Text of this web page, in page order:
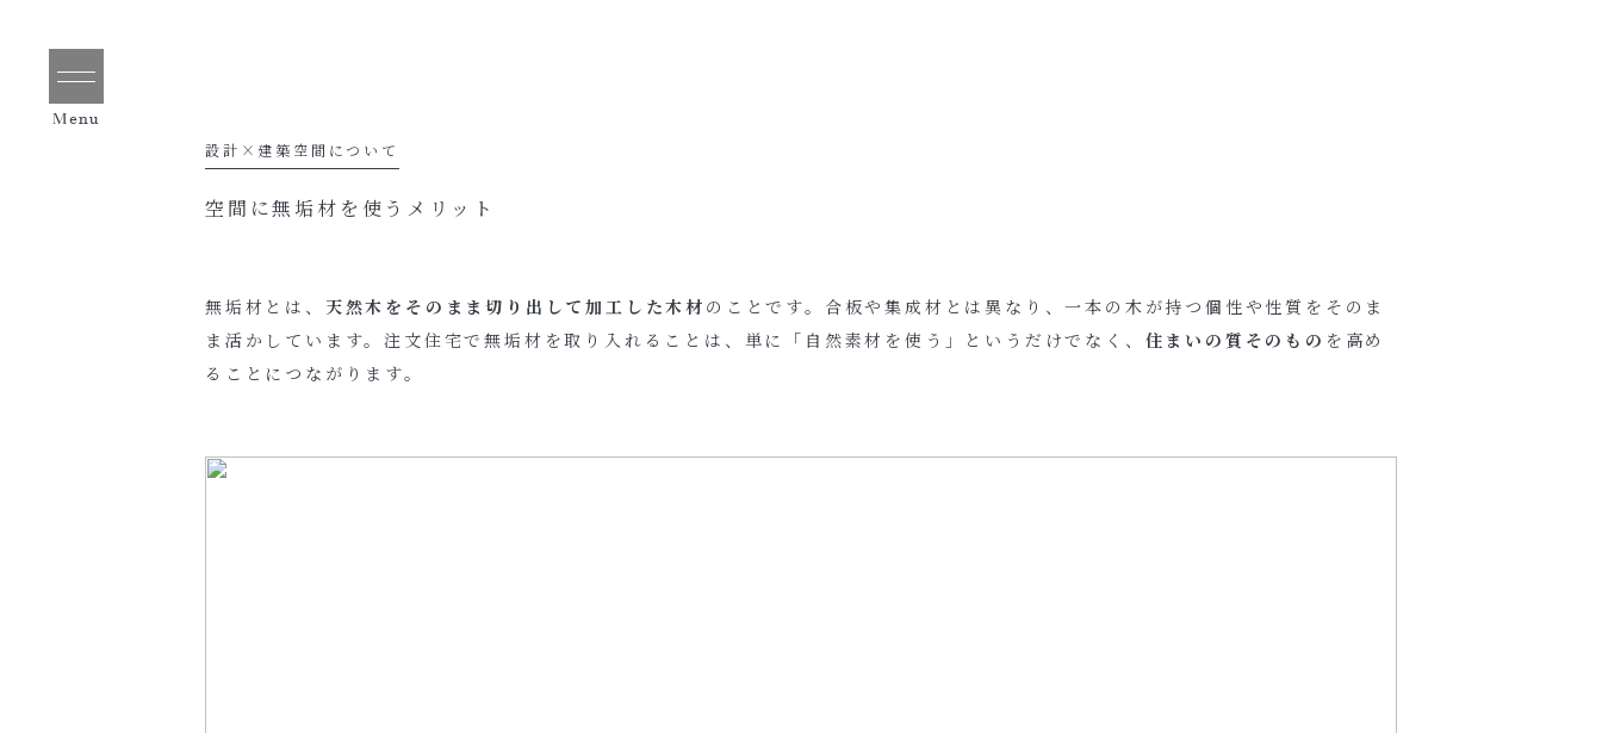
Menu
設計×建築空間について
空間に無垢材を使うメリット
無垢材とは、 天然木をそのまま切り出して加工した木材 のことです。合板や集成材とは異なり、一本の木が持つ個性や性質をそのま
ま活かしています。注文住宅で無垢材を取り入れることは、単に「自然素材を使う」というだけでなく、 住まいの質そのもの を高め
ることにつながります。